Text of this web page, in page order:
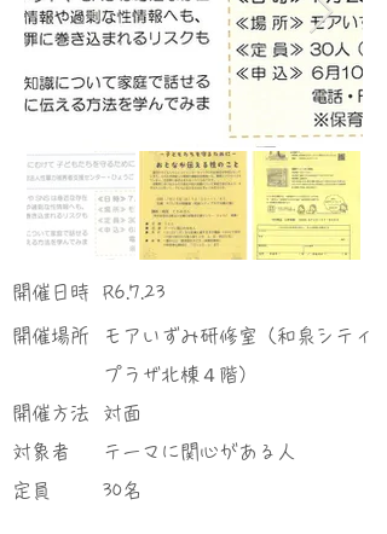
​開催日時
​開催場所
​開催方法
対象者
定員
R6.7.23
モアいずみ研修室（和泉シティ
プラザ北棟４階）
対面
テーマに関心がある人
30名